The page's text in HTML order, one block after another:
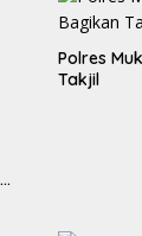
Polres
Takjil